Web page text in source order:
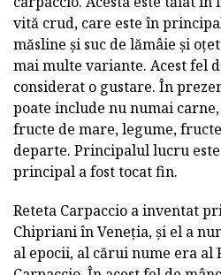
vită crud, care este în
măsline și suc de lămâie și
mai multe variante. Acest fel
considerat o gustare. În
poate include nu numai carne,
fructe de mare, legume,
departe. Principalul lucru
principal a fost tocat fin.
Reteta Carpaccio a inventat
Chipriani în Veneția, și el a
al epocii, al cărui nume era al